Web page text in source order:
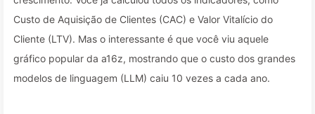
Custo de Aquisição de Clientes (CAC) e Valor Vitalício do
Cliente (LTV). Mas o interessante é que você viu aquele
gráfico popular da a16z, mostrando que o custo dos grandes
modelos de linguagem (LLM) caiu 10 vezes a cada ano.